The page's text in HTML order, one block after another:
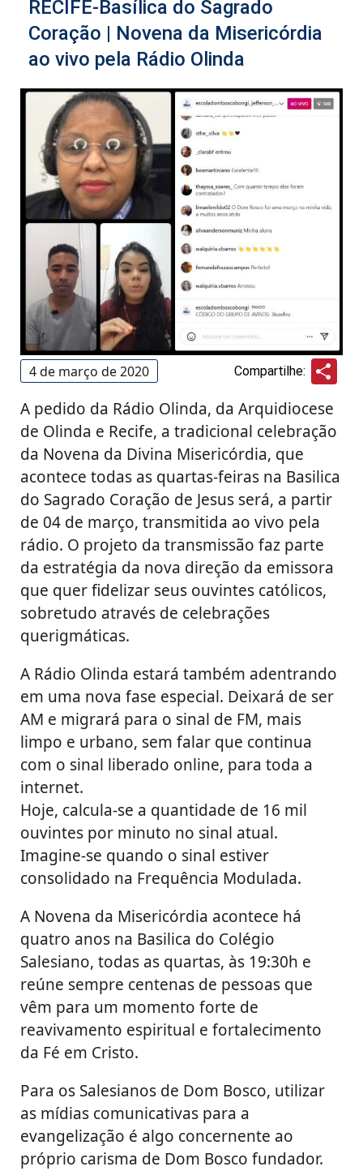
RECIFE-Basílica do Sagrado
Coração | Novena da Misericórdia
ao vivo pela Rádio Olinda
4 de março de 2020 Compartilhe:
A pedido da Rádio Olinda, da Arquidiocese
de Olinda e Recife, a tradicional celebração
da Novena da Divina Misericórdia, que
acontece todas as quartas-feiras na Basilica
do Sagrado Coração de Jesus será, a partir
de 04 de março, transmitida ao vivo pela
rádio. O projeto da transmissão faz parte
da estratégia da nova direção da emissora
que quer fidelizar seus ouvintes católicos,
sobretudo através de celebrações
querigmáticas.
A Rádio Olinda estará também adentrando
em uma nova fase especial. Deixará de ser
AM e migrará para o sinal de FM, mais
limpo e urbano, sem falar que continua
com o sinal liberado online, para toda a
internet.
Hoje, calcula-se a quantidade de 16 mil
ouvintes por minuto no sinal atual.
Imagine-se quando o sinal estiver
consolidado na Frequência Modulada.
A Novena da Misericórdia acontece há
quatro anos na Basilica do Colégio
Salesiano, todas as quartas, às 19:30h e
reúne sempre centenas de pessoas que
vêm para um momento forte de
reavivamento espiritual e fortalecimento
da Fé em Cristo.
Para os Salesianos de Dom Bosco, utilizar
as mídias comunicativas para a
evangelização é algo concernente ao
próprio carisma de Dom Bosco fundador.